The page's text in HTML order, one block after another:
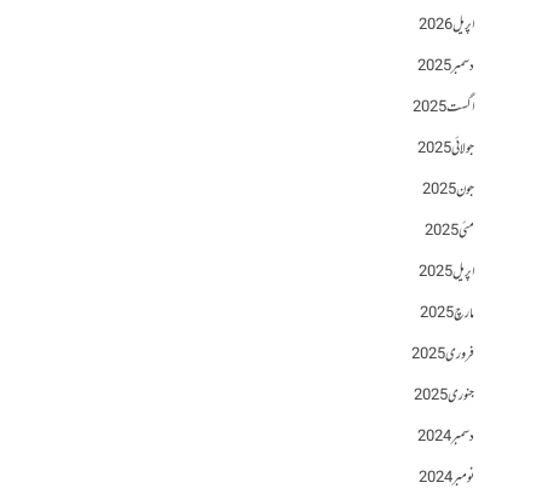
اپریل 2026
دسمبر 2025
اگست 2025
جولائی 2025
جون 2025
مئی 2025
اپریل 2025
مارچ 2025
فروری 2025
جنوری 2025
دسمبر 2024
نومبر 2024